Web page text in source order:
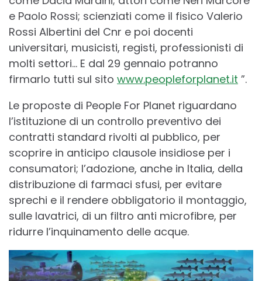
e Paolo Rossi; scienziati come il fisico Valerio
Rossi Albertini del Cnr e poi docenti
universitari, musicisti, registi, professionisti di
molti settori… E dal 29 gennaio potranno
firmarlo tutti sul sito www.peopleforplanet.it ”.
Le proposte di People For Planet riguardano
l’istituzione di un controllo preventivo dei
contratti standard rivolti al pubblico, per
scoprire in anticipo clausole insidiose per i
consumatori; l’adozione, anche in Italia, della
distribuzione di farmaci sfusi, per evitare
sprechi e il rendere obbligatorio il montaggio,
sulle lavatrici, di un filtro anti microfibre, per
ridurre l’inquinamento delle acque.